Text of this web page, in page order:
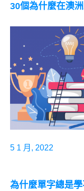
30個為什麼在澳
5 1 月, 2022
為什麼單字總是